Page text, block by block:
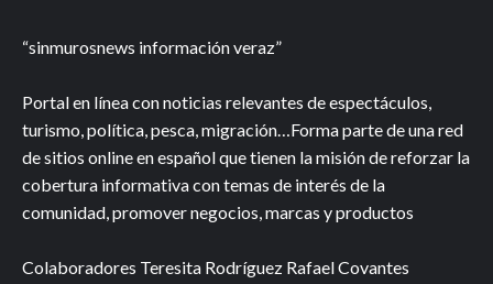
“sinmurosnews información veraz”
Portal en línea con noticias relevantes de espectáculos,
turismo, política, pesca, migración…Forma parte de una red
de sitios online en español que tienen la misión de reforzar la
cobertura informativa con temas de interés de la
comunidad, promover negocios, marcas y productos
Colaboradores Teresita Rodríguez Rafael Covantes